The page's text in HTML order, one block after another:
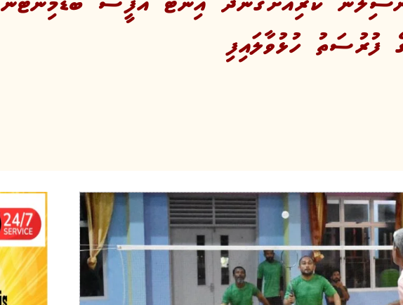
ފުރުސަތު ހުޅުވާލައިފި